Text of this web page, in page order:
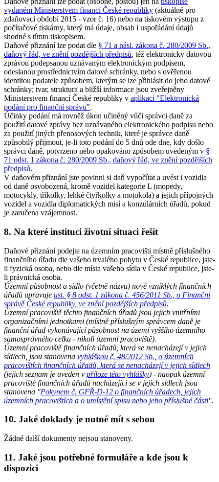
vydaném Ministerstvem financí České republiky (aktuálně pro
zdaňovací období 2015 - vzor č. 16) nebo na tiskovém výstupu z
počítačové tiskárny, který má údaje, obsah i uspořádání údajů
shodné s tímto tiskopisem.
Daňové přiznání lze podat dle § 71 a násl. zákona č. 280/2009 Sb.,
daňový řád, ve znění pozdějších předpisů, též elektronicky datovou
zprávou podepsanou uznávaným elektronickým podpisem,
odeslanou prostřednictvím datové schránky, nebo s ověřenou
identitou podatele způsobem, kterým se lze přihlásit do jeho datové
schránky; tvar, struktura a bližší informace jsou zveřejněny
Ministerstvem financí České republiky v aplikaci "Elektronická
podání pro finanční správu".
Účinky podání má rovněž úkon učiněný vůči správci daně za
použití datové zprávy bez uznávaného elektronického podpisu nebo
za použití jiných přenosových technik, které je správce daně
způsobilý přijmout, je-li toto podání do 5 dnů ode dne, kdy došlo
správci daně, potvrzeno nebo opakováno způsobem uvedeným v §
71 odst. 1 zákona č. 280/2009 Sb., daňový řád, ve znění pozdějších
předpisů.
V daňovém přiznání jste povinni si daň vypočítat a uvést i vozidla
od daně osvobozená, kromě vozidel kategorie L (mopedy,
motocykly, tříkolky, lehké čtyřkolky a motokola) a jejich přípojných
vozidel a vozidla diplomatických misí a konzulárních úřadů, pokud
je zaručena vzájemnost.
8. Na které instituci životní situaci řešit
Daňové přiznání podejte na územním pracovišti místně příslušného
finančního úřadu dle vašeho trvalého pobytu v České republice, jste-
li fyzická osoba, nebo dle místa vašeho sídla v České republice, jste-
li právnická osoba.
Územní působnost a sídlo (včetně názvu) nově vzniklých finančních
úřadů upravuje ust. § 8 odst. 1 zákona č. 456/2011 Sb., o Finanční
správě České republiky, ve znění pozdějších předpisů.
Územní pracoviště těchto finančních úřadů jsou jejich vnitřními
organizačními jednotkami (místně příslušným správcem daně je
finanční úřad vykonávající působnost na území vyššího územního
samosprávného celku - nikoli územní pracoviště).
Územní pracoviště finančních úřadů, která se nenacházejí v jejich
sídlech, jsou stanovena vyhláškou č. 48/2012 Sb., o územních
pracovištích finančních úřadů, která se nenacházejí v jejich sídlech
(jejich seznam je uveden v příloze této vyhlášky) - naopak územní
pracoviště finančních úřadů nacházející se v jejich sídlech jsou
stanovena "Pokynem č. GFŘ-D-12 o finančních úřadech, jejich
územních pracovištích a o umístění spisu nebo jeho příslušné části".
10. Jaké doklady je nutné mít s sebou
Žádné další dokumenty nejsou stanoveny.
11. Jaké jsou potřebné formuláře a kde jsou k
dispozici